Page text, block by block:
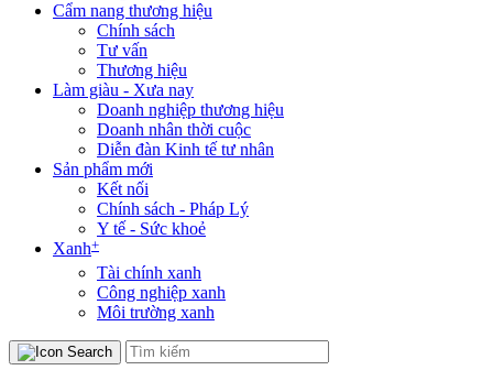
Cẩm nang thương hiệu
Chính sách
Tư vấn
Thương hiệu
Làm giàu - Xưa nay
Doanh nghiệp thương hiệu
Doanh nhân thời cuộc
Diễn đàn Kinh tế tư nhân
Sản phẩm mới
Kết nối
Chính sách - Pháp Lý
Y tế - Sức khoẻ
Xanh+
Tài chính xanh
Công nghiệp xanh
Môi trường xanh